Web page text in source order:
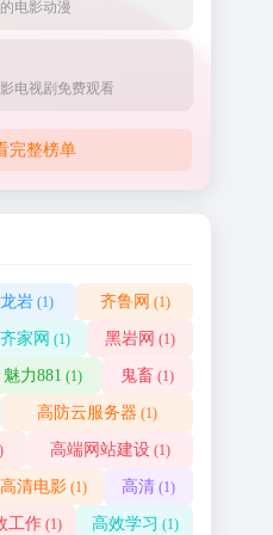
电影动漫
电视剧免费观看
完整榜单
龙岩 (1) 齐鲁网 (1)
齐家网 (1) 黑岩网 (1)
魅力881 (1) 鬼畜 (1)
高防云服务器 (1)
高端网站建设(1)
高清电影(1) 高清 (1)
工作(1) 高效学习 (1)